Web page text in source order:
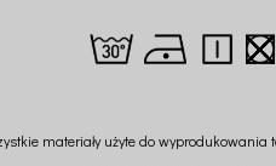
materiały użyte do